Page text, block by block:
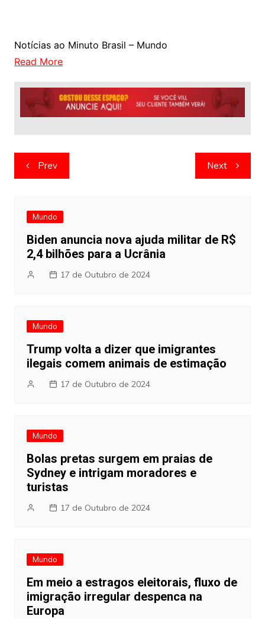
Notícias ao Minuto Brasil – Mundo
Read More
Navegação
de
Prev Next
Mundo
Biden anuncia nova ajuda militar de R$
2,4 bilhões para a Ucrânia
17 de Outubro de 2024
Mundo
Trump volta a dizer que imigrantes
ilegais comem animais de estimação
17 de Outubro de 2024
Mundo
Bolas pretas surgem em praias de
Sydney e intrigam moradores e
turistas
17 de Outubro de 2024
Mundo
Em meio a estragos eleitorais, fluxo de
imigração irregular despenca na
Europa